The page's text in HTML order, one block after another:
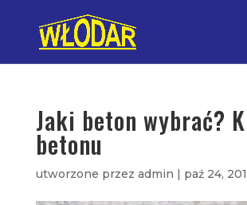
Jaki beton wybrać?
betonu
utworzone przez admin | paź 24,